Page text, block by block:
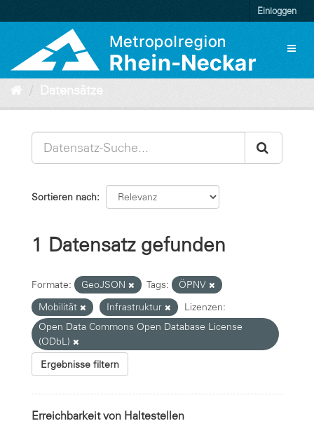
zum
Einloggen
Datensätze
Sortieren nach
1 Datensatz gefunden
Formate: GeoJSON Tags:
ÖPNV
Mobilität
Infrastruktur
Lizenzen:
Open Data Commons Open Database License
(ODbL)
Ergebnisse filtern
Erreichbarkeit von Haltestellen